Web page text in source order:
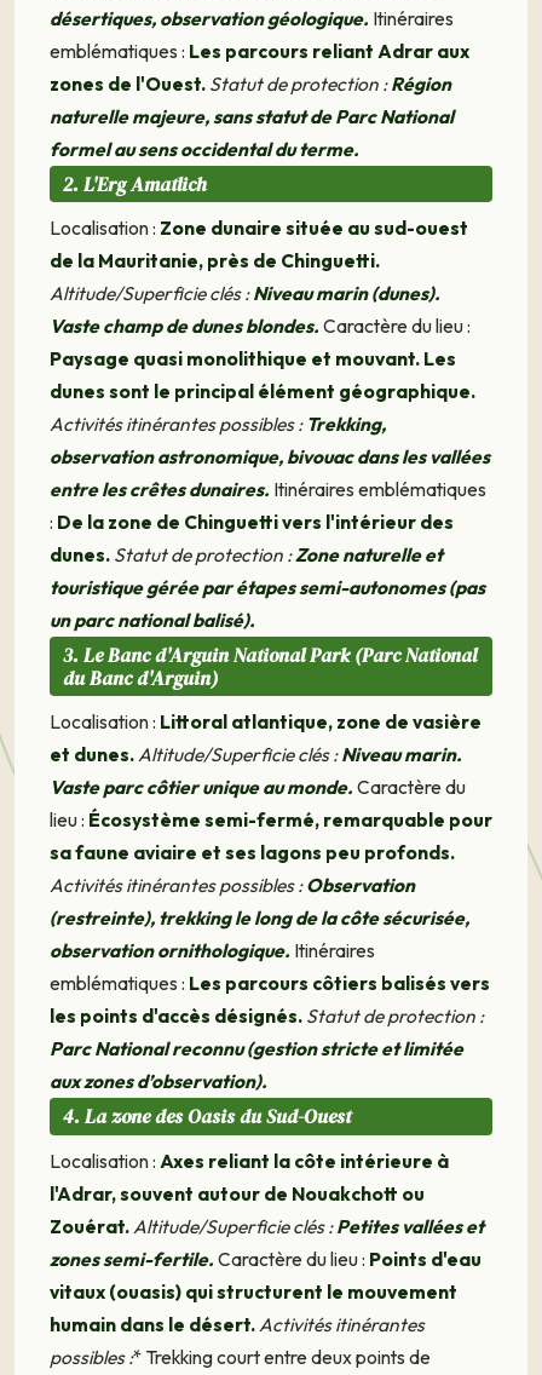
désertiques, observation géologique. Itinéraires
emblématiques : Les parcours reliant Adrar aux
zones de l'Ouest. Statut de protection :Région
naturelle majeure, sans statut de Parc National
formel au sens occidental du terme.
2. L'Erg Amatlich
Localisation : Zone dunaire située au sud-ouest
de la Mauritanie, près de Chinguetti.
Altitude/Superficie clés :Niveau marin (dunes).
Vaste champ de dunes blondes. Caractère du lieu :
Paysage quasi monolithique et mouvant. Les
dunes sont le principal élément géographique.
Activités itinérantes possibles :Trekking,
observation astronomique, bivouac dans les vallées
entre les crêtes dunaires. Itinéraires emblématiques
: De la zone de Chinguetti vers l'intérieur des
dunes. Statut de protection :Zone naturelle et
touristique gérée par étapes semi-autonomes (pas
un parc national balisé).
3. Le Banc d'Arguin National Park (Parc National
du Banc d'Arguin)
Localisation : Littoral atlantique, zone de vasière
et dunes.Altitude/Superficie clés :Niveau marin.
Vaste parc côtier unique au monde. Caractère du
lieu : Écosystème semi-fermé, remarquable pour
sa faune aviaire et ses lagons peu profonds.
Activités itinérantes possibles :Observation
(restreinte), trekking le long de la côte sécurisée,
observation ornithologique. Itinéraires
emblématiques : Les parcours côtiers balisés vers
les points d'accès désignés. Statut de protection :
Parc National reconnu (gestion stricte et limitée
aux zones d’observation).
4. La zone des Oasis du Sud-Ouest
Localisation : Axes reliant la côte intérieure à
l'Adrar, souvent autour de Nouakchott ou
Zouérat. Altitude/Superficie clés :Petites vallées et
zones semi-fertile. Caractère du lieu : Points d'eau
vitaux (ouasis) qui structurent le mouvement
humain dans le désert. Activités itinérantes
possibles :* Trekking court entre deux points de